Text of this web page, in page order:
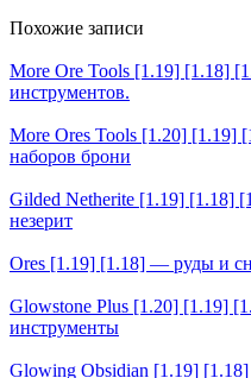
Похожие записи
More Ore Tools [1.19] [1.18]
инструментов.
More Ores Tools [1.20] [1.19]
наборов брони
Gilded Netherite [1.19] [1.18]
незерит
Ores [1.19] [1.18] — руды и
Glowstone Plus [1.20] [1.19]
инструменты
Glowing Obsidian [1.19]